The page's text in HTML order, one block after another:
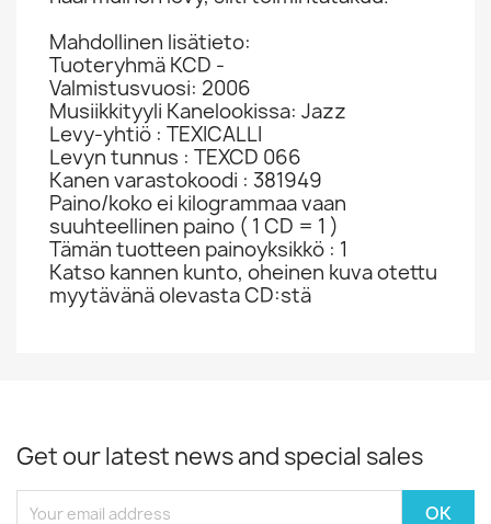
Mahdollinen lisätieto:
Tuoteryhmä KCD -
Valmistusvuosi: 2006
Musiikkityyli Kanelookissa: Jazz
Levy-yhtiö : TEXICALLI
Levyn tunnus : TEXCD 066
Kanen varastokoodi : 381949
Paino/koko ei kilogrammaa vaan
suuhteellinen paino ( 1 CD = 1 )
Tämän tuotteen painoyksikkö : 1
Katso kannen kunto, oheinen kuva otettu
myytävänä olevasta CD:stä
Get our latest news and special sales